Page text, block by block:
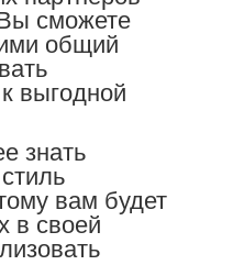
сможете
общий
выгодной
знать
вам будет
в своей